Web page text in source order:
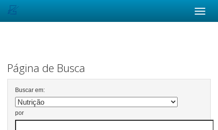
Página de Busca
Buscar em:
por